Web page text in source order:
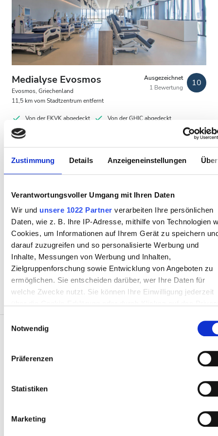
Zustimmung Details Anzeigeneinstellungen
Verantwortungsvoller Umgang mit Ihren Daten
Wir und unsere 1022 Partner verarbeiten Ihre persönlichen
Daten, wie z. B. Ihre IP-Adresse, mithilfe von Technologien
Cookies, um Informationen auf Ihrem Gerät zu speichern
darauf zuzugreifen und so personalisierte Werbung und
Inhalte, Messungen von Werbung und Inhalten,
Zielgruppenforschung sowie Entwicklung von Angeboten zu
ermöglichen. Sie entscheiden darüber, wer Ihre Daten für
welche Zwecke nutzt. Sie können Ihre Einwilligung jederzeit
Informationen über Ihre geografische Lage erfassen,
welche bis auf einige Meter genau sein können
Merkmalen (Fingerprinting) identifizieren
Abschnitt Einzelheiten
Notwendig
Präferenzen
Statistiken
Marketing
Patienten mit HIV
Patienten mit Hepatitis B
Patienten mit Hepatitis C
GHIC
Einrichtungen
Erfrischungen
Kostenloser Transport
Kostenloses Parken
Preis
0 - 100 EUR
100 - 200 EUR
200 - 300 EUR
Nachmittag
Medialyse Evosmos
Evosmos, Griechenland
11,5 km vom Stadtzentrum entfernt
Ausgezeichnet
1 Bewertung
10
Von der EKVK abgedeckt Von der GHIC abgedeckt
Erfrischungen
TV-Bildschirme
Kostenloses Parken
Pro Behandlung
HDF-Dialyse 250 €
Reservieren
Patienten
Warum bookdialysis.com
Alle Reiseziele